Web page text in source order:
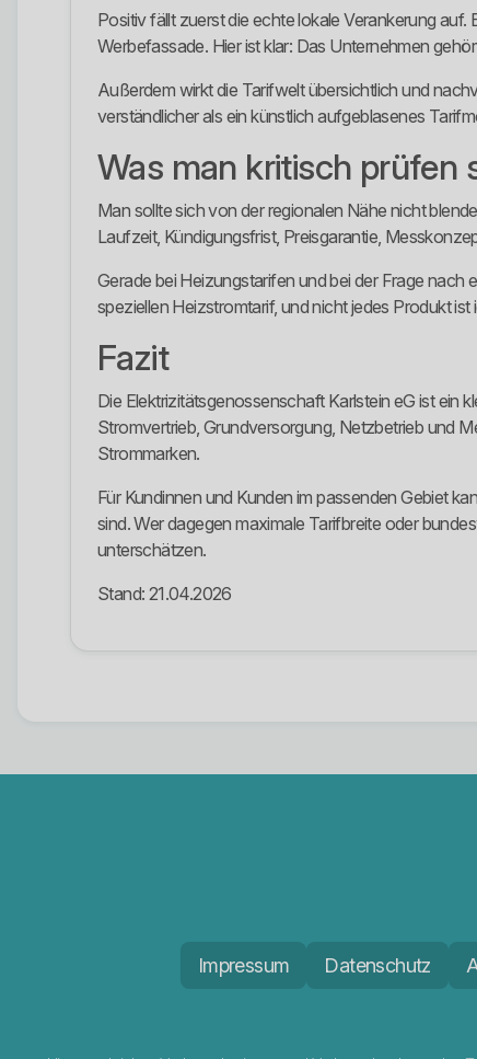
Positiv fällt zuerst die echte lokale Verankerung
Werbefassade. Hier ist klar: Das Unternehmen
Außerdem wirkt die Tarifwelt übersichtlich und
verständlicher als ein künstlich aufgeblasenes
Was man kritisch prüfen
Man sollte sich von der regionalen Nähe nicht
Laufzeit, Kündigungsfrist, Preisgarantie,
Gerade bei Heizungstarifen und bei der Frage
speziellen Heizstromtarif, und nicht jedes Produkt
Fazit
Die Elektrizitätsgenossenschaft Karlstein eG ist ein
Stromvertrieb, Grundversorgung, Netzbetrieb und
Strommarken.
Für Kundinnen und Kunden im passenden Gebiet
sind. Wer dagegen maximale Tarifbreite oder
unterschätzen.
Stand: 21.04.2026
Impressum Datenschutz